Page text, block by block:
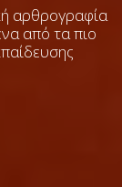
αρθρογραφία
από τα πιο